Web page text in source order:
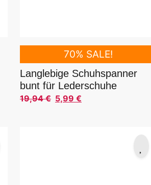
70% SALE!
Langlebige Schuhspanner
bunt für Lederschuhe
19,94€
Ursprünglicher Preis war: 19,94 €
5,99 €
Aktueller Preis ist: 5,99 €.